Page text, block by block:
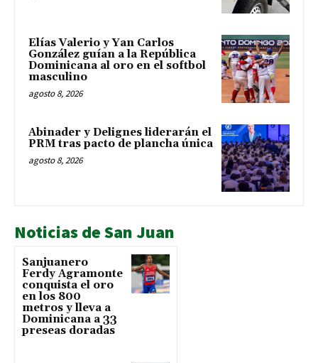
Elías Valerio y Yan Carlos
González guían a la República
Dominicana al oro en el softbol
masculino
agosto 8, 2026
Abinader y Delignes liderarán el
PRM tras pacto de plancha única
agosto 8, 2026
Noticias de San Juan
Sanjuanero
Ferdy Agramonte
conquista el oro
en los 800
metros y lleva a
Dominicana a 33
preseas doradas